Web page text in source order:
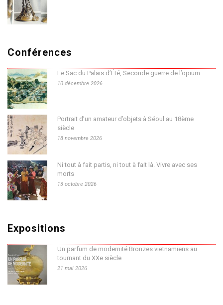
Conférences
Le Sac du Palais d’Été, Seconde guerre de l’opium
10 décembre 2026
Portrait d’un amateur d’objets à Séoul au 18ème
siècle
18 novembre 2026
Ni tout à fait partis, ni tout à fait là. Vivre avec ses
morts
13 octobre 2026
Expositions
Un parfum de modernité Bronzes vietnamiens au
tournant du XXe siècle
21 mai 2026